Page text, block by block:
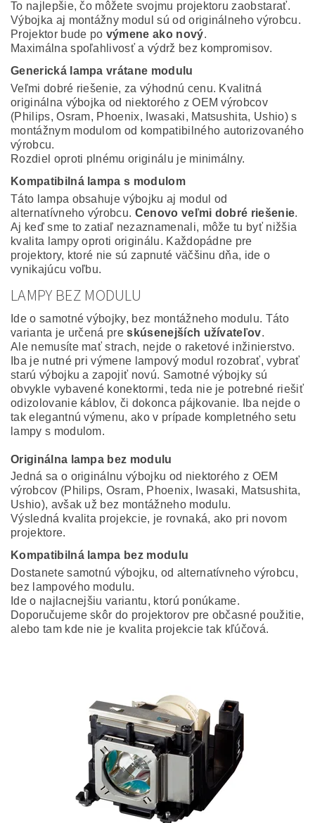
To najlepšie, čo môžete svojmu projektoru zaobstarať.
Výbojka aj montážny modul sú od originálneho výrobcu.
Projektor bude po výmene ako nový.
Maximálna spoľahlivosť a výdrž bez kompromisov.
Generická lampa vrátane modulu
Veľmi dobré riešenie, za výhodnú cenu. Kvalitná
originálna výbojka od niektorého z OEM výrobcov
(Philips, Osram, Phoenix, Iwasaki, Matsushita, Ushio) s
montážnym modulom od kompatibilného autorizovaného
výrobcu.
Rozdiel oproti plnému originálu je minimálny.
Kompatibilná lampa s modulom
Táto lampa obsahuje výbojku aj modul od
alternatívneho výrobcu. Cenovo veľmi dobré riešenie.
Aj keď sme to zatiaľ nezaznamenali, môže tu byť nižšia
kvalita lampy oproti originálu. Každopádne pre
projektory, ktoré nie sú zapnuté väčšinu dňa, ide o
vynikajúcu voľbu.
LAMPY BEZ MODULU
Ide o samotné výbojky, bez montážneho modulu. Táto
varianta je určená preskúsenejších užívateľov.
Ale nemusíte mať strach, nejde o raketové inžinierstvo.
Iba je nutné pri výmene lampový modul rozobrať, vybrať
starú výbojku a zapojiť novú. Samotné výbojky sú
obvykle vybavené konektormi, teda nie je potrebné riešiť
odizolovanie káblov, či dokonca pájkovanie. Iba nejde o
tak elegantnú výmenu, ako v prípade kompletného setu
lampy s modulom.
Originálna lampa bez modulu
Jedná sa o originálnu výbojku od niektorého z OEM
výrobcov (Philips, Osram, Phoenix, Iwasaki, Matsushita,
Ushio), avšak už bez montážneho modulu.
Výsledná kvalita projekcie, je rovnaká, ako pri novom
projektore.
Kompatibilná lampa bez modulu
Dostanete samotnú výbojku, od alternatívneho výrobcu,
bez lampového modulu.
Ide o najlacnejšiu variantu, ktorú ponúkame.
Doporučujeme skôr do projektorov pre občasné použitie,
alebo tam kde nie je kvalita projekcie tak kľúčová.